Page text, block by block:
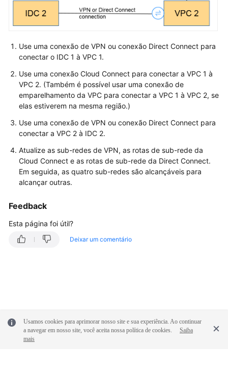
Perguntas
Consultoria
geral
Rede
cenários
aplicação
Cobrança
e
pagamentos
no
Negociação
conexão
ou
Use uma conexão de VPN ou conexão Direct Connect para
conectar o IDC 1 à VPC 1.
Use uma conexão Cloud Connect para conectar a VPC 1 à
VPC 2. (Também é possível usar uma conexão de
emparelhamento da VPC para conectar a VPC 1 à VPC 2, se
elas estiverem na mesma região.)
Use uma conexão de VPN ou conexão Direct Connect para
conectar a VPC 2 à IDC 2.
Atualize as sub-redes de VPN, as rotas de sub-rede da
Cloud Connect e as rotas de sub-rede da Direct Connect.
Em seguida, as quatro sub-redes são alcançáveis para
alcançar outras.
Feedback
Esta página foi útil?
Deixar um comentário
Usamos cookies para aprimorar nosso site e sua experiência. Ao continuar
a navegar em nosso site, você aceita nossa política de cookies.
Saiba
mais